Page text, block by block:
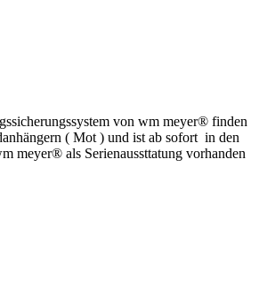
von wm meyer® finden
( Mot ) und ist ab sofort in den
meyer® als Serienaussttatung vorhanden